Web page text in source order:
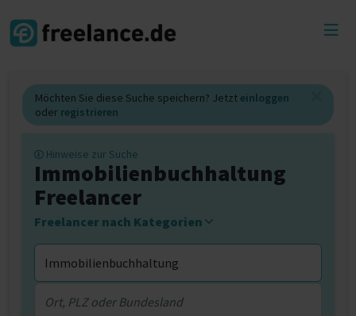
Möchten Sie diese Suche speichern? Jetzt einloggen
oder registrieren
Hinweise zur Suche
Immobilienbuchhaltung
Freelancer
Freelancer nach Kategorien